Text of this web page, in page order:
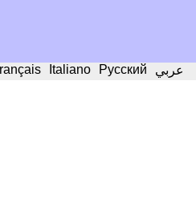
Italiano Русский
عربي